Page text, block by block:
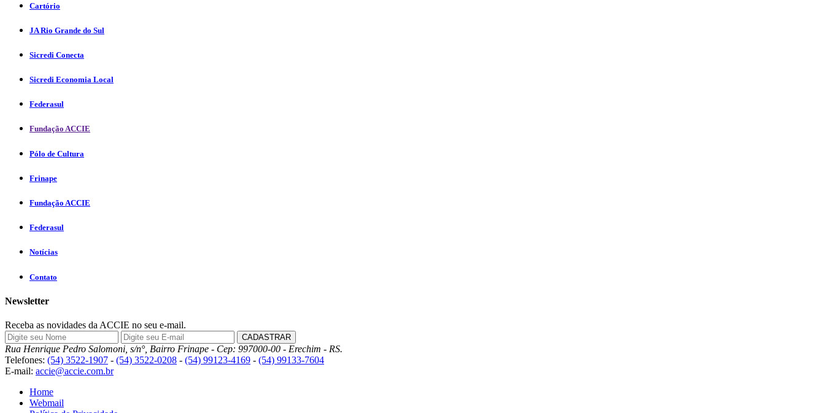
Cartório
JA Rio Grande do Sul
Sicredi Conecta
Sicredi Economia Local
Federasul
Fundação ACCIE
Pólo de Cultura
Frinape
Fundação ACCIE
Federasul
Notícias
Contato
Newsletter
Receba as novidades da ACCIE no seu e-mail.
Rua Henrique Pedro Salomoni, s/n°, Bairro Frinape - Cep: 997000-00 - Erechim - RS.
Telefones: (54) 3522-1907 - (54) 3522-0208 - (54) 99123-4169 - (54) 99133-7604
E-mail: accie@accie.com.br
Home
Webmail